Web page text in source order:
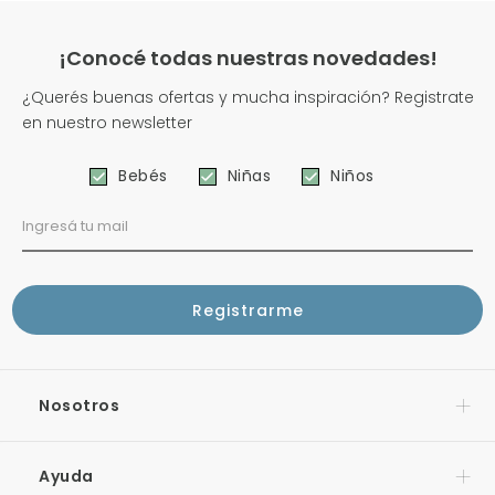
¡Conocé todas nuestras novedades!
¿Querés buenas ofertas y mucha inspiración? Registrate
en nuestro newsletter
Bebés Niñas Niños
Nosotros
Ayuda